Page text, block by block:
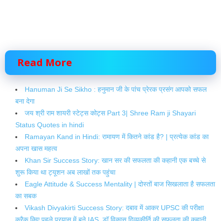
Read More
Hanuman Ji Se Sikho : हनुमान जी के पांच प्रेरक प्रसंग आपको सफल
बना देगा
जय श्री राम शायरी स्टेट्स कोट्स Part 3| Shree Ram ji Shayari
Status Quotes in hindi
Ramayan Kand in Hindi: रामायण में कितने कांड है? | प्रत्येक कांड का
अपना खास महत्व
Khan Sir Success Story: खान सर की सफलता की कहानी एक बच्चे से
शुरू किया था ट्यूशन अब लाखों तक पहुंचा
Eagle Attitude & Success Mentality | दोस्तों बाज सिखलाता है सफलता
का सबक
Vikash Divyakirti Success Story: दबाव में आकर UPSC की परीक्षा
क्रैक किए पहले प्रयास में बने IAS, डॉ विकास दिव्यकीर्ति की सफलता की कहानी